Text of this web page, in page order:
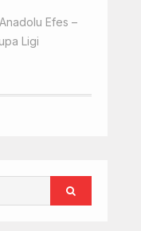
Anadolu Efes –
Ligi